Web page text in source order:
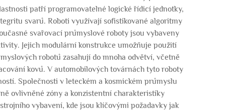
patří programovatelné logické řídicí jednotky,
svarů. Roboti využívají sofistikované algoritmy
svařovací průmyslové roboty jsou vybaveny
Jejich modulární konstrukce umožňuje použití
robotů zasahují do mnoha odvětví, včetně
kovů. V automobilových továrnách tyto roboty
Společnosti v leteckém a kosmickém průmyslu
ovlivněné zóny a konzistentní charakteristiky
vybavení, kde jsou klíčovými požadavky jak